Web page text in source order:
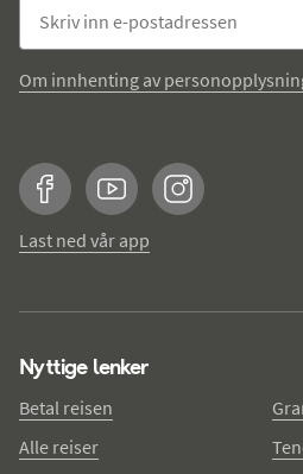
Om innhenting av
FacebookYouTubeInstagram
Last ned vår app
Nyttige lenker
Betal reisen
Alle reiser